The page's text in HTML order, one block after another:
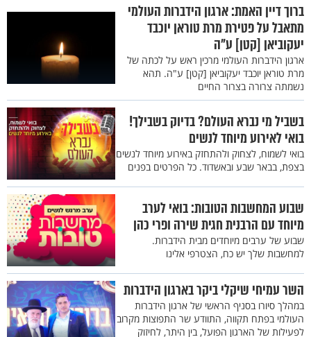
ברוך דיין האמת: ארגון הידברות העולמי
מתאבל על פטירת מרת טוראן יוכבד
יעקוביאן [קטן] ע"ה
ארגון הידברות העולמי מרכין ראש על לכתה של
מרת טוראן יוכבד יעקוביאן [קטן] ע"ה. תהא
נשמתה צרורה בצרור החיים
בשביל מי נברא העולם? בדיוק בשבילך!
בואי לאירוע מיוחד לנשים
בואי לשמוח, לצחוק ולהתחזק באירוע מיוחד לנשים
בצפת, בבאר שבע ובאשדוד. כל הפרטים בפנים
שבוע המחשבות הטובות: בואי לערב
מיוחד עם הרבנית חגית שירה ופרי כהן
שבוע של ערבים מיוחדים מבית הידברות.
למחשבות שלך יש כח, הצטרפי אלינו
השר עמיחי שיקלי ביקר בארגון הידברות
במהלך סיורו בסניף הראשי של ארגון הידברות
העולמי בפתח תקווה, התוודע שר התפוצות מקרוב
לפעילות של הארגון הפועל, בין היתר, לחיזוק